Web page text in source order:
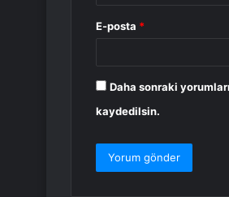
E-posta *
Daha sonraki
kaydedilsin.